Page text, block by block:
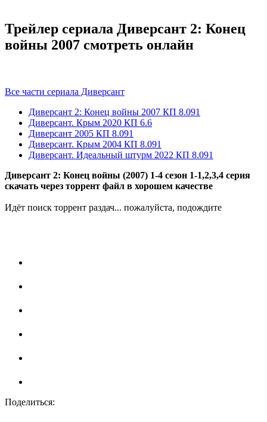
Трейлер сериала Диверсант 2: Конец
войны 2007 смотреть онлайн
Все части сериала Диверсант
Диверсант 2: Конец войны 2007 КП 8.091
Диверсант. Крым 2020 КП 6.6
Диверсант 2005 КП 8.091
Диверсант. Крым 2004 КП 8.091
Диверсант. Идеальный штурм 2022 КП 8.091
Диверсант 2: Конец войны (2007) 1-4 сезон 1-1,2,3,4 серия
скачать через торрент файл в хорошем качестве
Идёт поиск торрент раздач... пожалуйста, подождите
Поделиться: